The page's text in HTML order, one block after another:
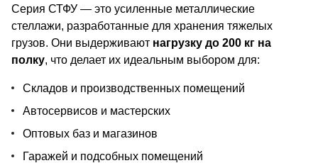
Серия СТФУ — это усиленные металлические
стеллажи, разработанные для хранения тяжелых
грузов. Они выдерживают нагрузку до 200 кг на
полку, что делает их идеальным выбором для:
Складов и производственных помещений
Автосервисов и мастерских
Оптовых баз и магазинов
Гаражей и подсобных помещений